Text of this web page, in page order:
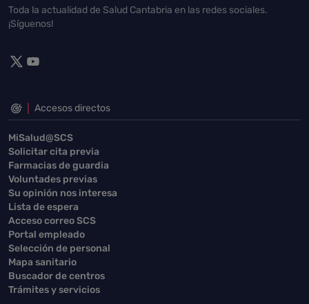
Toda la actualidad de Salud Cantabria en las redes sociales.
¡Síguenos!
Accesos directos
MiSalud@SCS
Solicitar cita previa
Farmacias de guardia
Voluntades previas
Su opinión nos interesa
Lista de espera
Acceso correo SCS
Portal empleado
Selección de personal
Mapa sanitario
Buscador de centros
Trámites y servicios